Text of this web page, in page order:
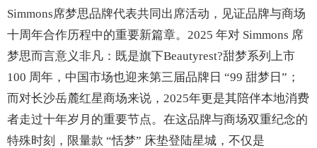
Simmons席梦思品牌代表共同出席活动，见证品牌与商场
十周年合作历程中的重要新篇章。2025 年对 Simmons 席
梦思而言意义非凡：既是旗下Beautyrest?甜梦系列上市
100 周年，中国市场也迎来第三届品牌日 “99 甜梦日”；
而对长沙岳麓红星商场来说，2025年更是其陪伴本地消费
者走过十年岁月的重要节点。在这品牌与商场双重纪念的
特殊时刻，限量款 “恬梦” 床垫登陆星城，不仅是